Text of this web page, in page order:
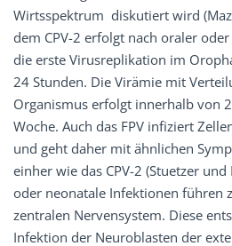
Wirtsspektrum diskutiert wird
dem CPV-2 erfolgt nach oraler
die erste Virusreplikation im
24 Stunden. Die Virämie mit
Organismus erfolgt innerhalb von
Woche. Auch das FPV infiziert
und geht daher mit ähnlichen
einher wie das CPV-2 (Stuetzer
oder neonatale Infektionen führen
zentralen Nervensystem. Diese
Infektion der Neuroblasten der